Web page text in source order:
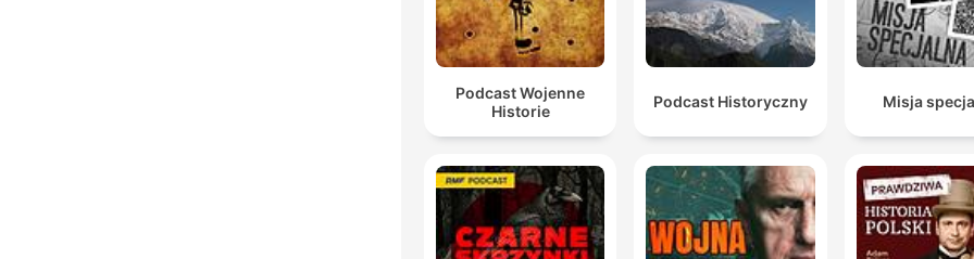
continuino a impegnarsi in Europa. to keep the
out, tenere fuori i russi, quindi contenere l'influenza
down e tenere sotto i tedeschi
00:17:28 · Viene citata la celebre massima di Lord Ismay per
la Nato ha cercato a lungo una missione senza
[...] la missione originaria, cioè la minaccia russa,
Podcast Wojenne
Historie
Podcast Historyczny Misja